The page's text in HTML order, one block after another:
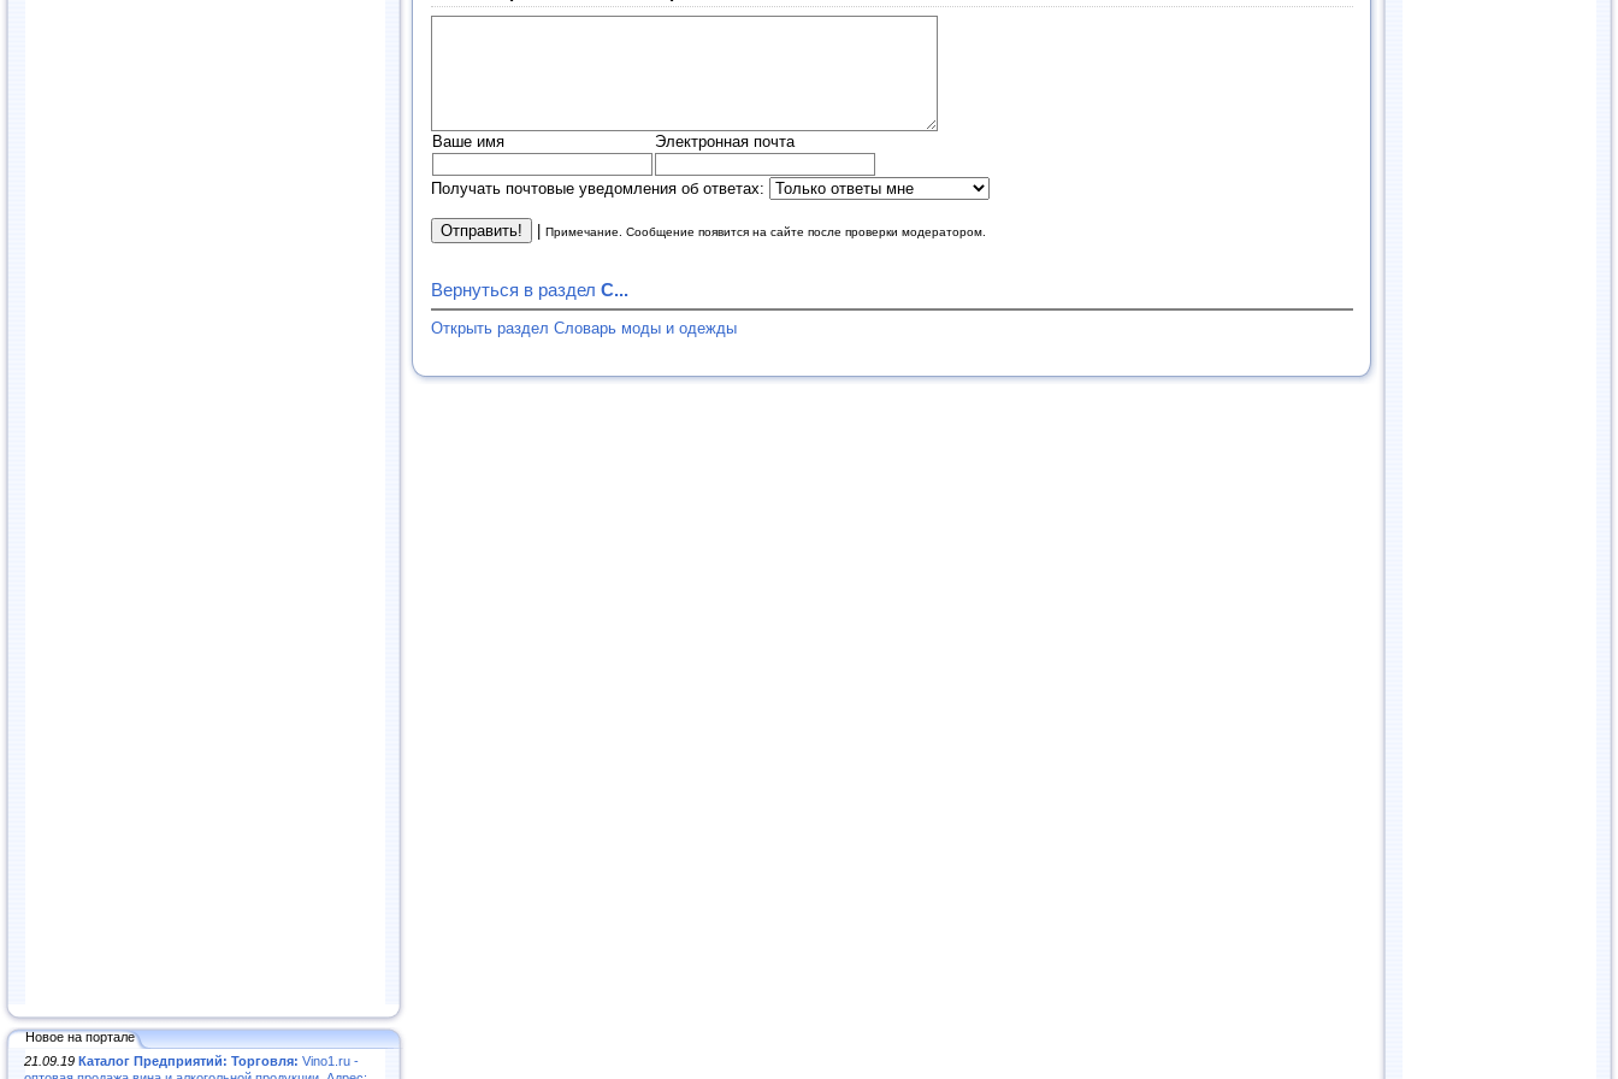
Новое на портале
21.09.19 Каталог Предприятий: Торговля: Vino1.ru -
Ваше имя Электронная почта
Получать почтовые уведомления об ответах:
Примечание. Сообщение появится на сайте после проверки модератором.
Вернуться в раздел С...
Открыть раздел Словарь моды и одежды